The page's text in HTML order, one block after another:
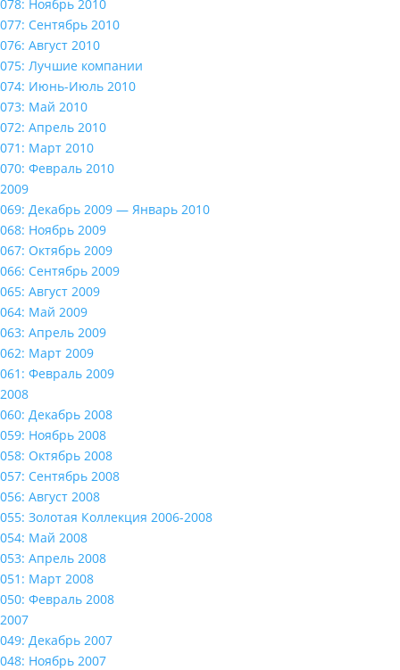
078: Ноябрь 2010
077: Сентябрь 2010
076: Август 2010
075: Лучшие компании
074: Июнь-Июль 2010
073: Май 2010
072: Апрель 2010
071: Март 2010
070: Февраль 2010
2009
069: Декабрь 2009 — Январь 2010
068: Ноябрь 2009
067: Октябрь 2009
066: Сентябрь 2009
065: Август 2009
064: Май 2009
063: Апрель 2009
062: Март 2009
061: Февраль 2009
2008
060: Декабрь 2008
059: Ноябрь 2008
058: Октябрь 2008
057: Сентябрь 2008
056: Август 2008
055: Золотая Коллекция 2006-2008
054: Май 2008
053: Апрель 2008
051: Март 2008
050: Февраль 2008
2007
049: Декабрь 2007
048: Ноябрь 2007